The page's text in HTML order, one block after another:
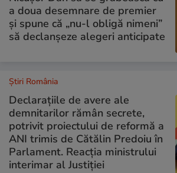
a doua desemnare de premier
și spune că „nu-l obligă nimeni”
să declanșeze alegeri anticipate
Știri România
Declarațiile de avere ale
demnitarilor rămân secrete,
potrivit proiectului de reformă a
ANI trimis de Cătălin Predoiu în
Parlament. Reacția ministrului
interimar al Justiției